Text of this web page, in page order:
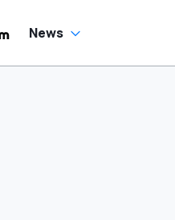
News